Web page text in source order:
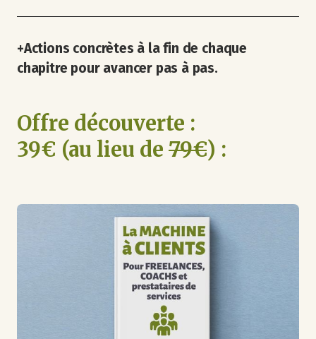
+Actions concrètes à la fin de chaque
chapitre pour avancer pas à pas.
Offre découverte :
39€ (au lieu de 79€) :